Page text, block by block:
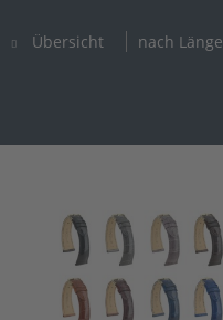
Übersicht nach Länge